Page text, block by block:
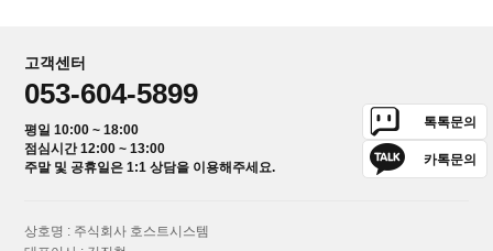
고객센터
053-604-5899
평일 10:00 ~ 18:00
점심시간 12:00 ~ 13:00
주말 및 공휴일은 1:1 상담을 이용해주세요.
톡톡문의
카톡문의
상호명 : 주식회사 호스트시스템